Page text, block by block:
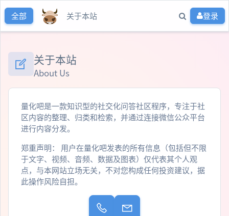
全部 关于本站 登录
关于本站
About Us
量化吧是一款知识型的社交化问答社区程序，专注于社
区内容的整理、归类和检索，并通过连接微信公众平台
进行内容分发。
郑重声明： 用户在量化吧发表的所有信息（包括但不限
于文字、视频、音频、数据及图表）仅代表其个人观
点，与本网站立场无关，不对您构成任何投资建议，据
此操作风险自担。